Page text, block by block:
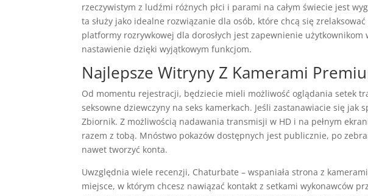
rzeczywistym z ludźmi różnych płci i parami na całym świecie jest
ta służy jako idealne rozwiązanie dla osób, które chcą się
platformy rozrywkowej dla dorosłych jest zapewnienie
nastawienie dzięki wyjątkowym funkcjom.
Najlepsze Witryny Z Kamerami
Od momentu rejestracji, będziecie mieli możliwość oglądania setek
seksowne dziewczyny na seks kamerkach. Jeśli zastanawiacie się jak
Zbiornik. Z możliwością nadawania transmisji w HD i na pełnym
razem z tobą. Mnóstwo pokazów dostępnych jest publicznie, po
nawet tworzyć konta.
Uwzględnia wiele recenzji, Chaturbate – wspaniała strona z
miejsce, w którym chcesz nawiązać kontakt z setkami wykonawców